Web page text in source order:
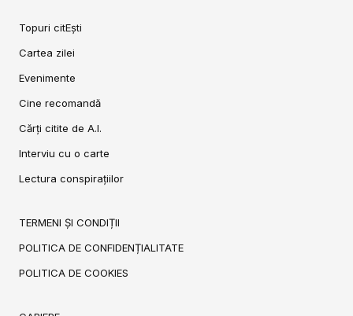
Topuri citEști
Cartea zilei
Evenimente
Cine recomandă
Cărți citite de A.I.
Interviu cu o carte
Lectura conspirațiilor
TERMENI ȘI CONDIȚII
POLITICA DE CONFIDENȚIALITATE
POLITICA DE COOKIES